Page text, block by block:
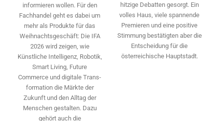
informieren wollen. Für den
Fachhandel geht es dabei um
mehr als Produkte für das
Weihnachtsgeschäft: Die IFA
2026 wird ­zeigen, wie
Künstliche Intelligenz, Robotik,
Smart Living, Future
Commerce und digitale Trans­
formation die Märkte der
Zukunft und den Alltag der
Menschen gestalten. Dazu
gehört auch die
hitzige Debatten gesorgt. Ein
volles Haus, viele spannende
Premieren und eine positive
Stimmung bestätigten aber die
Entscheidung für die
österreichische Hauptstadt.